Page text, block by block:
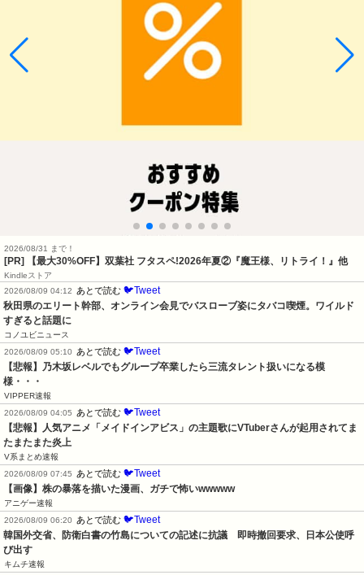
2026/08/31 まで！
[PR] 【最大30%OFF】双葉社 フタスペ!2026年夏②『魔王様、リトライ！』他
Kindleストア
2026/08/09 04:12
あとで読む 🐦Tweet
秋田県のエリート幹部、オンライン会見でバスローブ姿にタバコ喫煙。ワイルド
すぎると話題に
コノユビニュース
2026/08/09 05:10
あとで読む 🐦Tweet
【悲報】乃木坂レベルでもグループ卒業したら三流タレント扱いになる模
様・・・
VIPPER速報
2026/08/09 04:05
あとで読む 🐦Tweet
【悲報】人気アニメ「メイドインアビス」の主題歌にVTuberさんが起用されてま
たまたまた炎上
V系まとめ速報
2026/08/09 07:45
あとで読む 🐦Tweet
【画像】株の暴落を描いた漫画、ガチで怖いwwwww
アニゲー速報
2026/08/09 06:20
あとで読む 🐦Tweet
韓国外交省、防衛白書の竹島についての記述に抗議　即時撤回要求、日本公使呼
び出す
キムチ速報